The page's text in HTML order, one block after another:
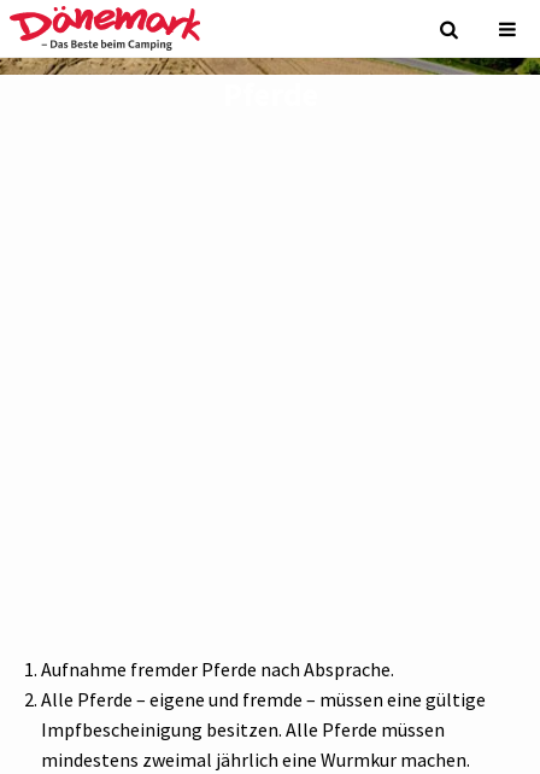
Aufnahme fremder Pferde nach Absprache.
Alle Pferde – eigene und fremde – müssen eine gültige
Impfbescheinigung besitzen. Alle Pferde müssen
mindestens zweimal jährlich eine Wurmkur machen.